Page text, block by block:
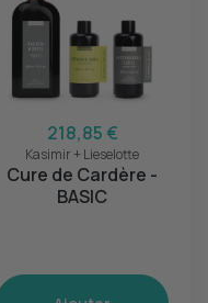
218,85 €
Kasimir + Lieselotte
Cure de Cardère -
BASIC